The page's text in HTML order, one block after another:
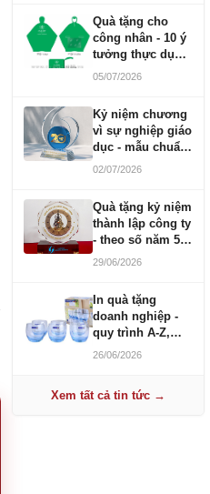
Quà tặng cho
công nhân - 10 ý
tưởng thực dụng
ngân sách 100-
05/07/2026
Kỷ niệm chương
vì sự nghiệp giáo
dục - mẫu chuẩn
2026
02/07/2026
Quà tặng kỷ niệm
thành lập công ty
- theo số năm 5,
10, 20, 30, 50
29/06/2026
In quà tặng
doanh nghiệp -
quy trình A-Z,
báo giá và thời
26/06/2026
Xem tất cả tin tức →